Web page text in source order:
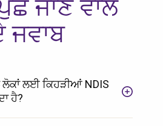
ਜਾਣ ਵਾਲੇ
ਜਵਾਬ
ਲੋਕਾਂ ਲਈ ਕਿਹੜੀਆਂ NDIS
ਹੈ?